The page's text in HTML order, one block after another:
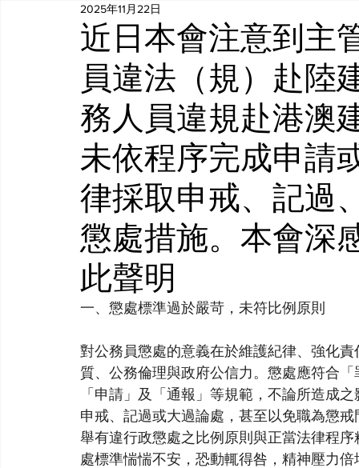
近日本會注意到主
員違法（規）赴陸
務人員違規赴港澳
未依程序完成申請
律採取申戒、記過
懲處措施。本會深
此聲明
2025年11月22日
一、懲處標準過於嚴苛，未符比例原則
對公務員懲處的意義在於維護紀律、強化
質、公務倫理與政府公信力。懲處應符合
「申請」及「通報」等規範，不論所造成
申戒、記過或大過論處，甚至以免職為懲
舉有違行政懲處之比例原則與正當法律程
處標準惴惴不安，恐動輒得咎，精神壓力倍